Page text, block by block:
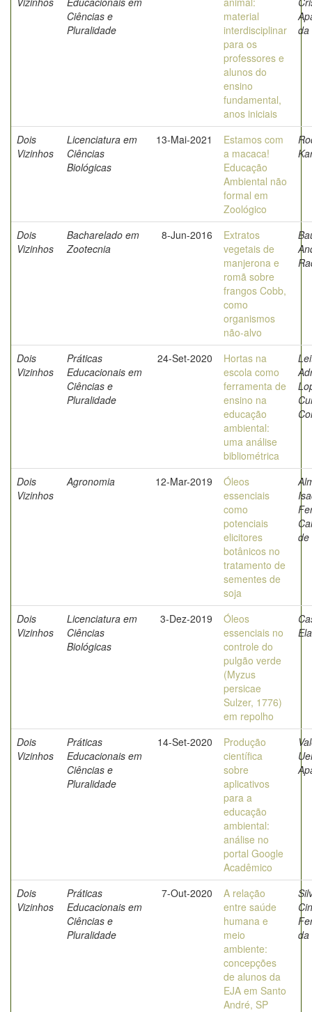
Ciências e
Pluralidade
material
interdisciplinar
para os
professores e
alunos do
ensino
fundamental,
anos iniciais
da
Dois
Vizinhos
Licenciatura em
Ciências
Biológicas
13-Mai-2021
Estamos com
a macaca!
Educação
Ambiental não
formal em
Zoológico
Dois
Vizinhos
Bacharelado em
Zootecnia
8-Jun-2016
Extratos
vegetais de
manjerona e
romã sobre
frangos Cobb,
como
organismos
não-alvo
Dois
Vizinhos
Práticas
Educacionais em
Ciências e
Pluralidade
24-Set-2020
Hortas na
escola como
ferramenta de
ensino na
educação
ambiental:
uma análise
bibliométrica
Dois
Vizinhos
Agronomia 12-Mar-2019
Óleos
essenciais
como
potenciais
elicitores
botânicos no
tratamento de
sementes de
soja
de
Dois
Vizinhos
Licenciatura em
Ciências
Biológicas
3-Dez-2019
Óleos
essenciais no
controle do
pulgão verde
(Myzus
persicae
Sulzer, 1776)
em repolho
Dois
Vizinhos
Práticas
Educacionais em
Ciências e
Pluralidade
14-Set-2020
Produção
científica
sobre
aplicativos
para a
educação
ambiental:
análise no
portal Google
Acadêmico
Dois
Vizinhos
Práticas
Educacionais em
Ciências e
Pluralidade
7-Out-2020
A relação
entre saúde
humana e
meio
ambiente:
concepções
de alunos da
EJA em Santo
André, SP
da